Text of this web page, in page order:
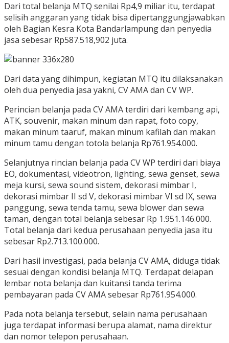
Dari total belanja MTQ senilai Rp4,9 miliar itu, terdapat
selisih anggaran yang tidak bisa dipertanggungjawabkan
oleh Bagian Kesra Kota Bandarlampung dan penyedia
jasa sebesar Rp587.518,902 juta.
Dari data yang dihimpun, kegiatan MTQ itu dilaksanakan
oleh dua penyedia jasa yakni, CV AMA dan CV WP.
Perincian belanja pada CV AMA terdiri dari kembang api,
ATK, souvenir, makan minum dan rapat, foto copy,
makan minum taaruf, makan minum kafilah dan makan
minum tamu dengan totola belanja Rp761.954.000.
Selanjutnya rincian belanja pada CV WP terdiri dari biaya
EO, dokumentasi, videotron, lighting, sewa genset, sewa
meja kursi, sewa sound sistem, dekorasi mimbar I,
dekorasi mimbar II sd V, dekorasi mimbar VI sd IX, sewa
panggung, sewa tenda tamu, sewa blower dan sewa
taman, dengan total belanja sebesar Rp 1.951.146.000.
Total belanja dari kedua perusahaan penyedia jasa itu
sebesar Rp2.713.100.000.
Dari hasil investigasi, pada belanja CV AMA, diduga tidak
sesuai dengan kondisi belanja MTQ. Terdapat delapan
lembar nota belanja dan kuitansi tanda terima
pembayaran pada CV AMA sebesar Rp761.954.000.
Pada nota belanja tersebut, selain nama perusahaan
juga terdapat informasi berupa alamat, nama direktur
dan nomor telepon perusahaan.